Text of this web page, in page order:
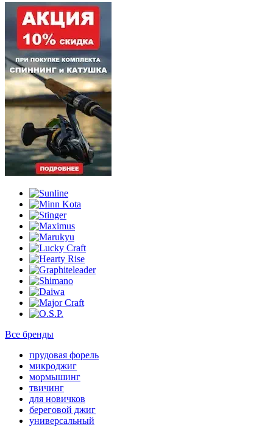
Все бренды
прудовая форель
микроджиг
мормышинг
твичинг
для новичков
береговой джиг
универсальный